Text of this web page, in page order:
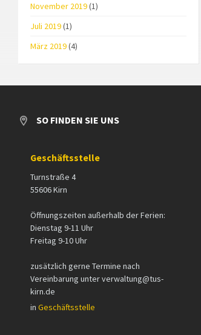
November 2019(1)
Juli 2019(1)
März 2019(4)
SO FINDEN SIE UNS
Geschäftsstelle
Turnstraße 4
55606 Kirn
Öffnungszeiten außerhalb der Ferien:
Dienstag 9-11 Uhr
Freitag 9-10 Uhr
zusätzlich gerne Termine nach
Vereinbarung unter verwaltung@tus-
kirn.de
in Geschäftsstelle